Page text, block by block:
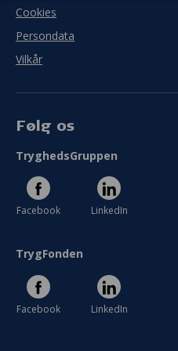
Cookies
Persondata
Vilkår
Følg os
TryghedsGruppen
Facebook LinkedIn
TrygFonden
Facebook LinkedIn